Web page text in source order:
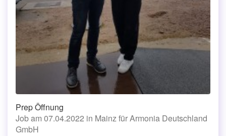
Prep Öffnung
Job am 07.04.2022 in Mainz für Armonia Deutschland
GmbH